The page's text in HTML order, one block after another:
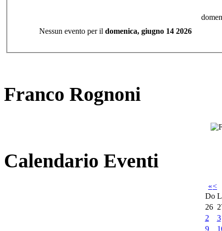
Nessun evento per il domenica, giugno 14 2026
Franco Rognoni
Calendario Eventi
«<
Do
26
2
3
9